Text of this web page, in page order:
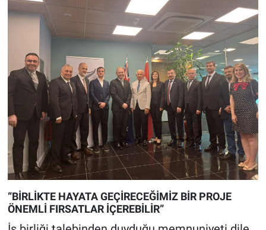
“BİRLİKTE HAYATA GEÇİRECEĞİMİZ BİR PROJE
ÖNEMLİ FIRSATLAR İÇEREBİLİR”